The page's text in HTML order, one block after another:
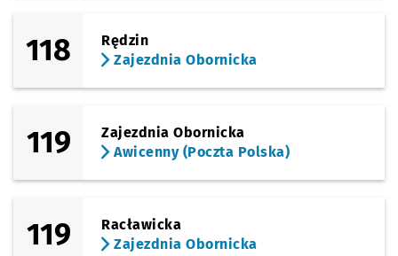
118
Rędzin
Zajezdnia Obornicka
119
Zajezdnia Obornicka
Awicenny (Poczta Polska)
119
Racławicka
Zajezdnia Obornicka